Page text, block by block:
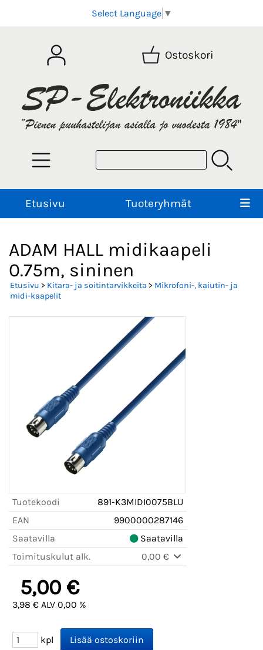
Select Language ▼
Ostoskori
Etusivu Tuoteryhmät
ADAM HALL midikaapeli
0.75m, sininen
Etusivu > Kitara- ja soitintarvikkeita > Mikrofoni-, kaiutin- ja
midi-kaapelit
Tuotekoodi
891-K3MIDI0075BLU
EAN
9900000287146
Saatavilla
Saatavilla
Toimituskulut alk.
0,00 €
5,00 €
3,98 € ALV 0,00 %
kpl